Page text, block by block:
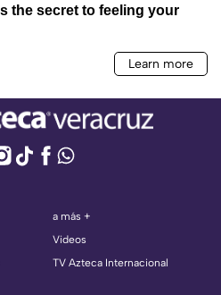
a más +
Videos
TV Azteca Internacional